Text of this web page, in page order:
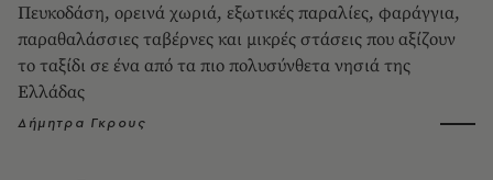
Πευκοδάση, ορεινά χωριά, εξωτικές παραλίες, φαράγγια,
παραθαλάσσιες ταβέρνες και μικρές στάσεις που αξίζουν
το ταξίδι σε ένα από τα πιο πολυσύνθετα νησιά της
Ελλάδας
Δήμητρα Γκρους